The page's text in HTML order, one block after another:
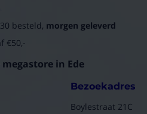
tbv warmtepomp te
besteld, morgen geleverd
€50,-
in Ede
Bezoekadres
Boylestraat 21C